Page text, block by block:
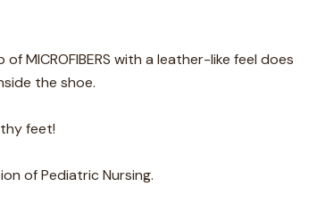
MICROFIBERS with a leather-like feel does
the shoe.
feet!
of Pediatric Nursing.